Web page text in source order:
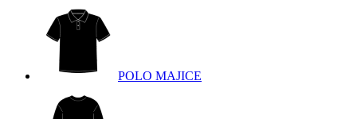
POLO MAJICE